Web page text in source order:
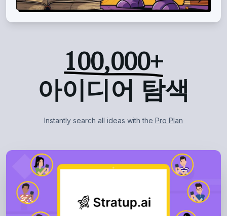
100,000+
아이디어 탐색
Instantly search all ideas with the Pro Plan